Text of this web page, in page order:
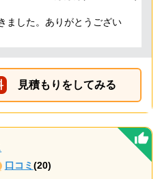
ました。ありがとうござい
見積もりをしてみる
口コミ (20)